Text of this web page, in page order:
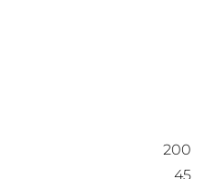
200
45